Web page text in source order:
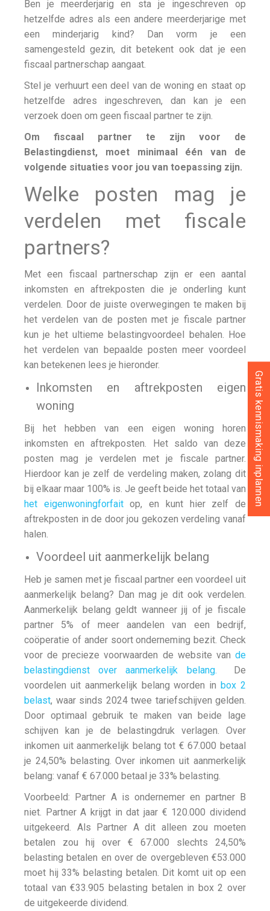
Ben je meerderjarig en sta je ingeschreven op
hetzelfde adres als een andere meerderjarige met
een minderjarig kind? Dan vorm je een
samengesteld gezin, dit betekent ook dat je een
fiscaal partnerschap aangaat.
Stel je verhuurt een deel van de woning en staat op
hetzelfde adres ingeschreven, dan kan je een
verzoek doen om geen fiscaal partner te zijn.
Om fiscaal partner te zijn voor de
Belastingdienst, moet minimaal één van de
volgende situaties voor jou van toepassing zijn.
Welke posten mag je
verdelen met fiscale
partners?
Met een fiscaal partnerschap zijn er een aantal
inkomsten en aftrekposten die je onderling kunt
verdelen. Door de juiste overwegingen te maken bij
het verdelen van de posten met je fiscale partner
kun je het ultieme belastingvoordeel behalen. Hoe
het verdelen van bepaalde posten meer voordeel
kan betekenen lees je hieronder.
Inkomsten en aftrekposten eigen
woning
Bij het hebben van een eigen woning horen
inkomsten en aftrekposten. Het saldo van deze
posten mag je verdelen met je fiscale partner.
Hierdoor kan je zelf de verdeling maken, zolang dit
bij elkaar maar 100% is. Je geeft beide het totaal van
het eigenwoningforfaitop, en kunt hier zelf de
aftrekposten in de door jou gekozen verdeling vanaf
halen.
Voordeel uit aanmerkelijk belang
Heb je samen met je fiscaal partner een voordeel uit
aanmerkelijk belang? Dan mag je dit ook verdelen.
Aanmerkelijk belang geldt wanneer jij of je fiscale
partner 5% of meer aandelen van een bedrijf,
coöperatie of ander soort onderneming bezit. Check
voor de precieze voorwaarden de website van de
belastingdienst over aanmerkelijk belang.
De
voordelen uit aanmerkelijk belang worden in box 2
belast, waar sinds 2024 twee tariefschijven gelden.
Door optimaal gebruik te maken van beide lage
schijven kan je de belastingdruk verlagen. Over
inkomen uit aanmerkelijk belang tot € 67.000 betaal
je 24,50% belasting. Over inkomen uit aanmerkelijk
belang: vanaf € 67.000 betaal je 33% belasting.
Voorbeeld: Partner A is ondernemer en partner B
niet. Partner A krijgt in dat jaar € 120.000 dividend
uitgekeerd. Als Partner A dit alleen zou moeten
betalen zou hij over € 67.000 slechts 24,50%
belasting betalen en over de overgebleven €53.000
moet hij 33% belasting betalen. Dit komt uit op een
totaal van €33.905 belasting betalen in box 2 over
de uitgekeerde dividend.
Gratis kennismaking inplannen